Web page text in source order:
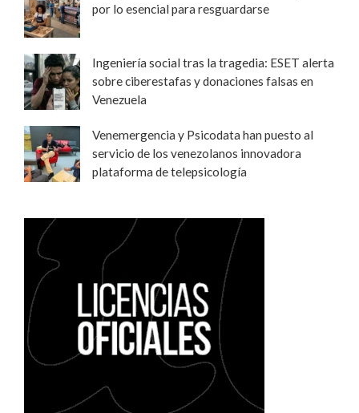
por lo esencial para resguardarse
Ingeniería social tras la tragedia: ESET alerta
sobre ciberestafas y donaciones falsas en
Venezuela
Venemergencia y Psicodata han puesto al
servicio de los venezolanos innovadora
plataforma de telepsicología